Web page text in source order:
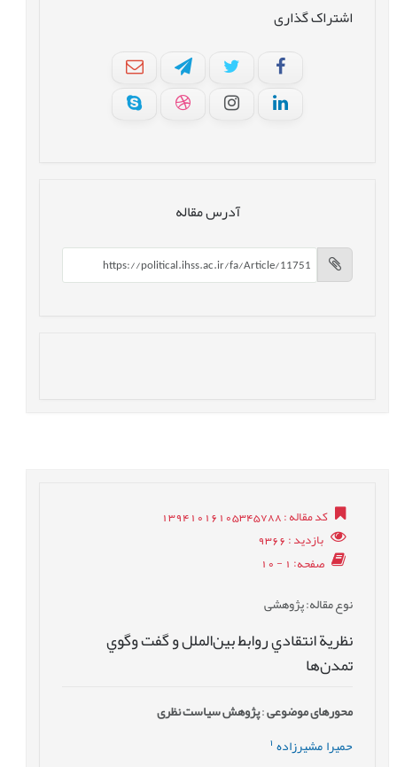
اشتراک گذاری
آدرس مقاله
کد مقاله: 13941016105345788
بازدید: 9366
صفحه: 1 - 10
نوع مقاله: پژوهشی
نظرية‌ انتقادي‌ روابط‌ بين‌الملل‌ و گفت ‌وگوي‌
تمدن‌ها
محورهای موضوعی:پژوهش سیاست نظری
حميرا ‌ مشیرزاده1